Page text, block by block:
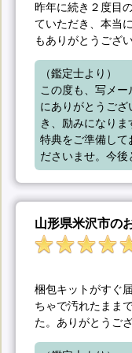
昨年に続き２度目
ていただき、本当
もありがとうござい
（鑑定士より）
この度も、写メ
にありがとうご
き、励みになり
特典をご準備して
ださいませ。今後
山形県米沢市の
梱包キットがすぐ
ちゃで汚れたまま
た。ありがとうご